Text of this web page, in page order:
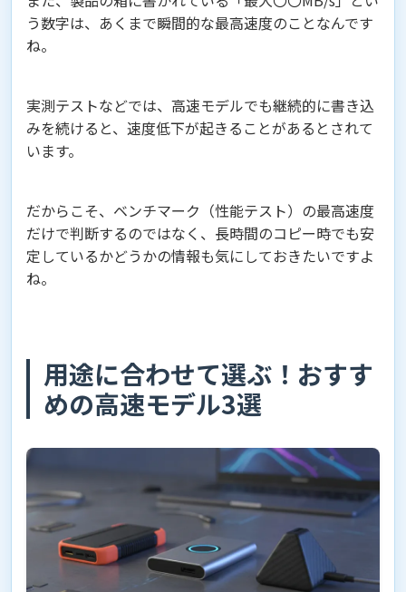
う数字は、あくまで瞬間的な最高速度のことなんです
ね。
実測テストなどでは、高速モデルでも継続的に書き込
みを続けると、速度低下が起きることがあるとされて
います。
だからこそ、ベンチマーク（性能テスト）の最高速度
だけで判断するのではなく、長時間のコピー時でも安
定しているかどうかの情報も気にしておきたいですよ
ね。
用途に合わせて選ぶ！おすす
めの高速モデル3選